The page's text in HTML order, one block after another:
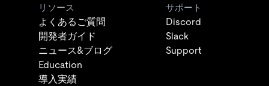
リソース
よくあるご質問
開発者ガイド
ニュース&ブログ
Education
導入実績
サポート
Discord
Slack
Support